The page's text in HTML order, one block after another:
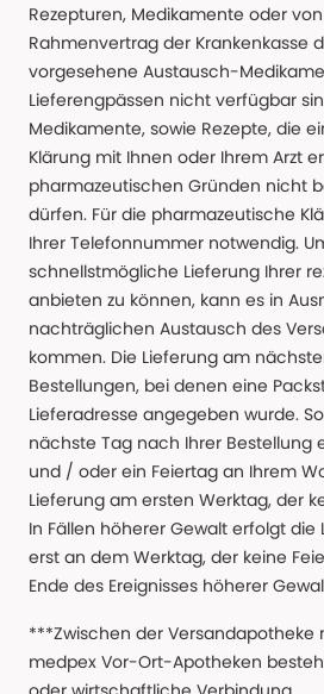
Rezepturen, Medikamente oder
Rahmenvertrag der Krankenkasse
vorgesehene Austausch-
Lieferengpässen nicht verfügbar
Medikamente, sowie Rezepte, die
Klärung mit Ihnen oder Ihrem Arzt
pharmazeutischen Gründen nicht
dürfen. Für die pharmazeutische
Ihrer Telefonnummer notwendig.
schnellstmögliche Lieferung Ihrer
anbieten zu können, kann es in
nachträglichen Austausch des
kommen. Die Lieferung am
Bestellungen, bei denen eine
Lieferadresse angegeben wurde.
nächste Tag nach Ihrer Bestellung
und / oder ein Feiertag an Ihrem
Lieferung am ersten Werktag, der
In Fällen höherer Gewalt erfolgt die
erst an dem Werktag, der keine
Ende des Ereignisses höherer
***Zwischen der Versandapotheke
medpex Vor-Ort-Apotheken